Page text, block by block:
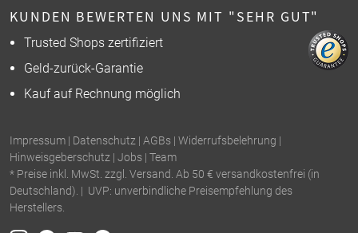
KUNDEN BEWERTEN UNS MIT "SEHR GUT"
Trusted Shops zertifiziert
Geld-zurück-Garantie
Kauf auf Rechnung möglich
Impressum | Datenschutz | AGBs | Widerrufsbelehrung |
Hinweisgeberschutz | Jobs | Team
* Preise inkl. MwSt. zzgl. Versand. Ab 50 € versandkostenfrei (in
Deutschland). | UVP: unverbindliche Preisempfehlung des
Herstellers.